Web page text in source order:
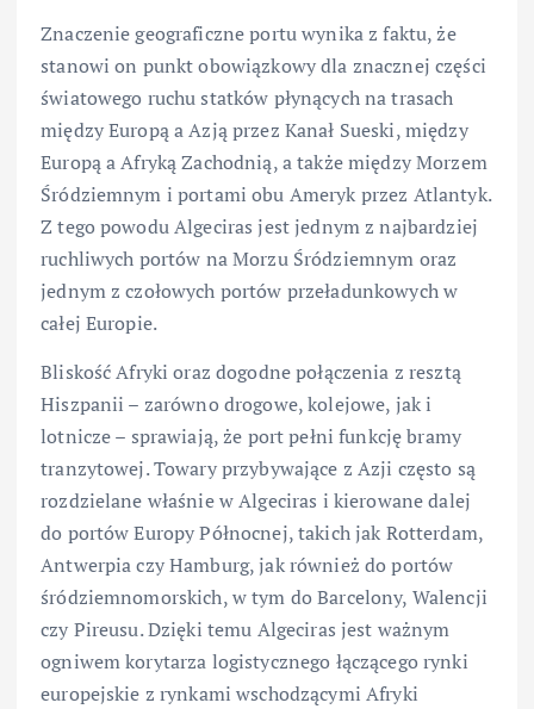
Znaczenie geograficzne portu wynika z faktu, że
stanowi on punkt obowiązkowy dla znacznej części
światowego ruchu statków płynących na trasach
między Europą a Azją przez Kanał Sueski, między
Europą a Afryką Zachodnią, a także między Morzem
Śródziemnym i portami obu Ameryk przez Atlantyk.
Z tego powodu Algeciras jest jednym z najbardziej
ruchliwych portów na Morzu Śródziemnym oraz
jednym z czołowych portów przeładunkowych w
całej Europie.
Bliskość Afryki oraz dogodne połączenia z resztą
Hiszpanii – zarówno drogowe, kolejowe, jak i
lotnicze – sprawiają, że port pełni funkcję bramy
tranzytowej. Towary przybywające z Azji często są
rozdzielane właśnie w Algeciras i kierowane dalej
do portów Europy Północnej, takich jak Rotterdam,
Antwerpia czy Hamburg, jak również do portów
śródziemnomorskich, w tym do Barcelony, Walencji
czy Pireusu. Dzięki temu Algeciras jest ważnym
ogniwem korytarza logistycznego łączącego rynki
europejskie z rynkami wschodzącymi Afryki